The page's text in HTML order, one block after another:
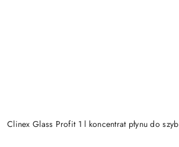
Clinex Glass Profit 1 l koncentrat płynu do szyb